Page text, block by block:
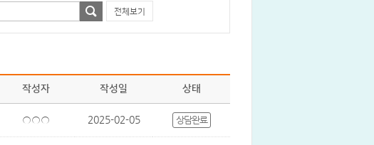
전체보기
작성자 작성일 상태
○○○ 2025-02-05 상담완료